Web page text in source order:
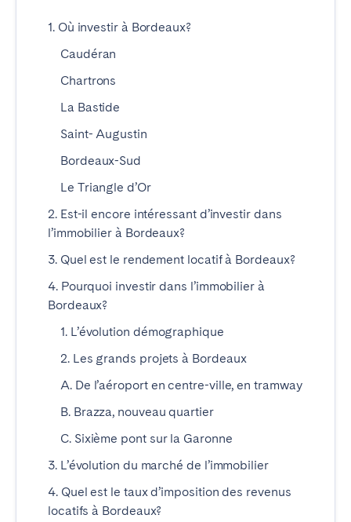
1. Où investir à Bordeaux?
Caudéran
Chartrons
La Bastide
Saint- Augustin
Bordeaux-Sud
Le Triangle d’Or
2. Est-il encore intéressant d’investir dans
l’immobilier à Bordeaux?
3. Quel est le rendement locatif à Bordeaux?
4. Pourquoi investir dans l’immobilier à
Bordeaux?
1. L’évolution démographique
2. Les grands projets à Bordeaux
A. De l’aéroport en centre-ville, en tramway
B. Brazza, nouveau quartier
C. Sixième pont sur la Garonne
3. L’évolution du marché de l’immobilier
4. Quel est le taux d’imposition des revenus
locatifs à Bordeaux?
PORTUGAL
Beja
Coimbra
Leiria
Lisbonne
Madère
Setúbal
Tomar
ROYAUME-UNI